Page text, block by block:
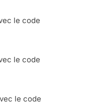
le code
le code
le code